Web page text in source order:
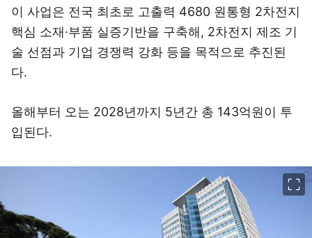
이 사업은 전국 최초로 고출력 4680 원통형 2차전지
핵심 소재·부품 실증기반을 구축해, 2차전지 제조 기
술 선점과 기업 경쟁력 강화 등을 목적으로 추진된
다.
올해부터 오는 2028년까지 5년간 총 143억원이 투
입된다.